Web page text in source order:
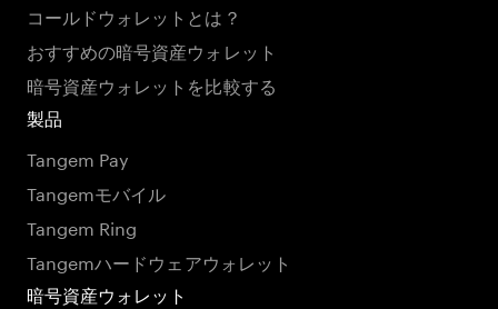
コールドウォレットとは？
おすすめの暗号資産ウォレット
暗号資産ウォレットを比較する
製品
Tangem Pay
Tangemモバイル
Tangem Ring
Tangemハードウェアウォレット
暗号資産ウォレット